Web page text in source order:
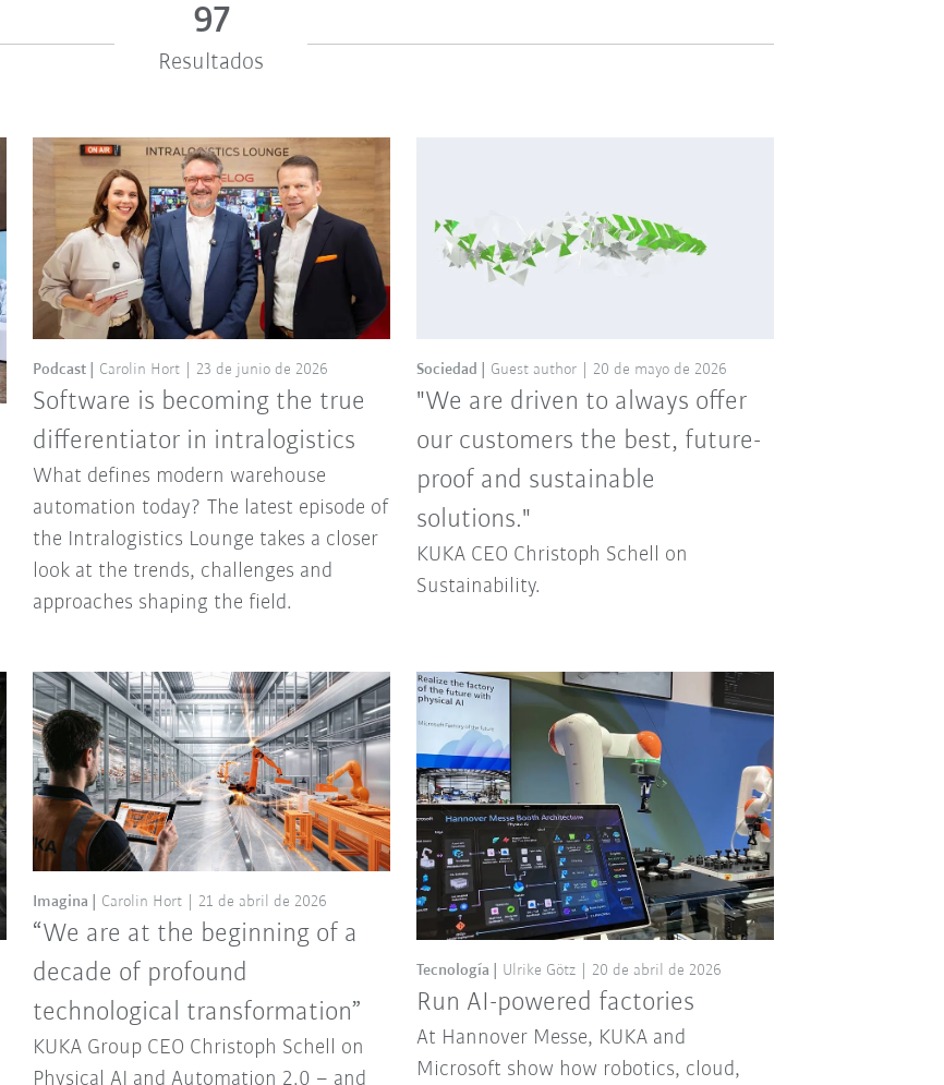
97
Resultados
Software is becoming the true
differentiator in intralogistics
Podcast Carolin Hort 23 de junio de 2026
What defines modern warehouse
automation today? The latest episode of
the Intralogistics Lounge takes a closer
look at the trends, challenges and
approaches shaping the field.
"We are driven to always offer
our customers the best, future-
proof and sustainable
solutions."
Sociedad Guest author 20 de mayo de 2026
KUKA CEO Christoph Schell on
Sustainability.
“We are at the beginning of a
decade of profound
technological transformation”
Imagina Carolin Hort 21 de abril de 2026
KUKA Group CEO Christoph Schell on
Physical AI and Automation 2.0 – and
Run AI-powered factories
Tecnología Ulrike Götz 20 de abril de 2026
At Hannover Messe, KUKA and
Microsoft show how robotics, cloud,